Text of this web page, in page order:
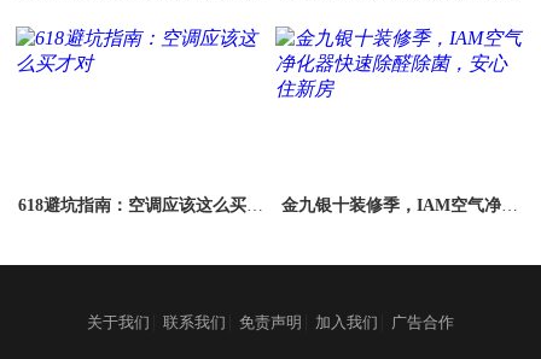
618避坑指南：空调应该这么买才
金九银十装修季，IAM空气净化
关于我们 联系我们 免责声明 加入我们 广告合作